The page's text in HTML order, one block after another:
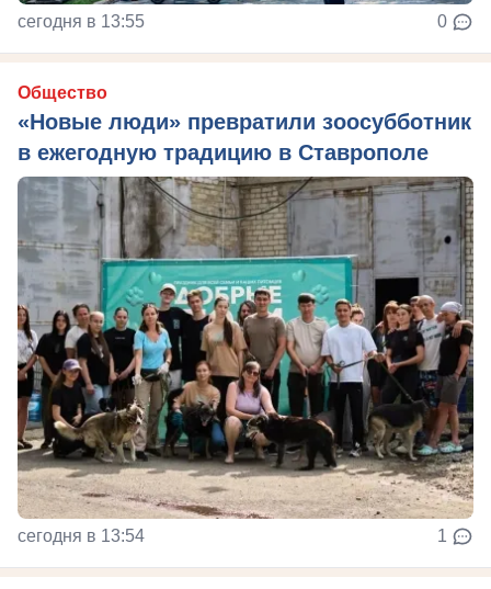
сегодня в 13:55 0
Общество
«Новые люди» превратили зоосубботник
в ежегодную традицию в Ставрополе
сегодня в 13:54 1